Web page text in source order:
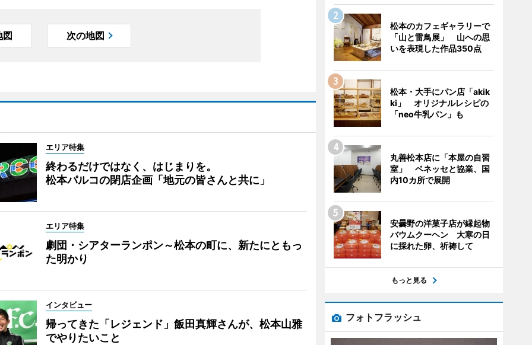
図 次の地図
エリア特集
終わるだけではなく、はじまりを。
松本パルコの閉店企画「地元の皆さんと共に」
エリア特集
劇団・シアターランポン～松本の町に、新たにともっ
た明かり
インタビュー
帰ってきた「レジェンド」飯田真輝さんが、松本山雅
でやりたいこと
松本のカフェギャラリーで
「山と雷鳥展」 山への思
いを表現した作品350点
松本・大手にパン店「akik
ki」 オリジナルレシピの
「neo牛乳パン」も
丸善松本店に「本屋の自習
室」 ベネッセと協業、国
内10カ所で展開
安曇野の洋菓子店が縁起物
バウムクーヘン 大寒の日
に採れた卵、祈祷して
もっと見る
フォトフラッシュ